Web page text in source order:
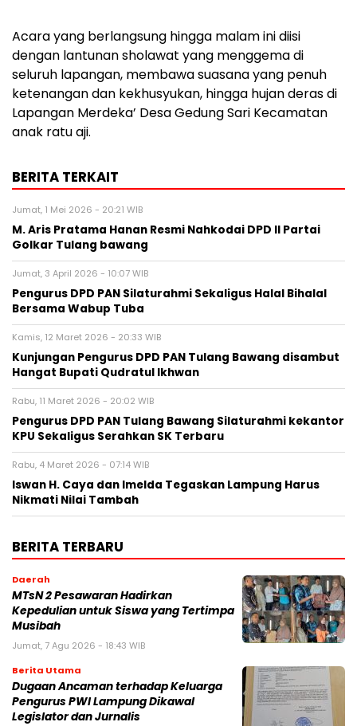
Acara yang berlangsung hingga malam ini diisi
dengan lantunan sholawat yang menggema di
seluruh lapangan, membawa suasana yang penuh
ketenangan dan kekhusyukan, hingga hujan deras di
Lapangan Merdeka’ Desa Gedung Sari Kecamatan
anak ratu aji.
BERITA TERKAIT
Jumat, 1 Mei 2026 - 20:21 WIB
M. Aris Pratama Hanan Resmi Nahkodai DPD II Partai
Golkar Tulang bawang
Jumat, 3 April 2026 - 10:07 WIB
Pengurus DPD PAN Silaturahmi Sekaligus Halal Bihalal
Bersama Wabup Tuba
Kamis, 12 Maret 2026 - 20:33 WIB
Kunjungan Pengurus DPD PAN Tulang Bawang disambut
Hangat Bupati Qudratul Ikhwan
Rabu, 11 Maret 2026 - 20:02 WIB
Pengurus DPD PAN Tulang Bawang Silaturahmi kekantor
KPU Sekaligus Serahkan SK Terbaru
Rabu, 4 Maret 2026 - 07:14 WIB
Iswan H. Caya dan Imelda Tegaskan Lampung Harus
Nikmati Nilai Tambah
BERITA TERBARU
Daerah
MTsN 2 Pesawaran Hadirkan
Kepedulian untuk Siswa yang Tertimpa
Musibah
Jumat, 7 Agu 2026 - 18:43 WIB
Berita Utama
Dugaan Ancaman terhadap Keluarga
Pengurus PWI Lampung Dikawal
Legislator dan Jurnalis